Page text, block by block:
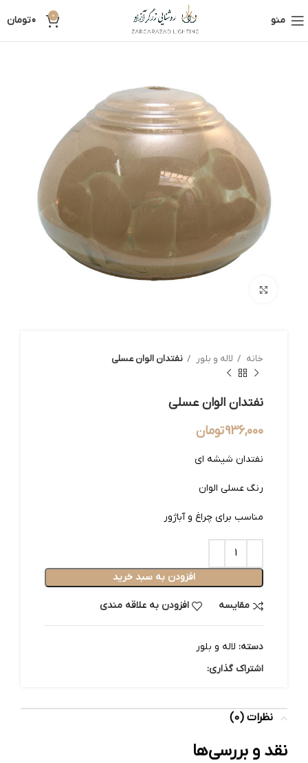
منو 0
0تومان
خانه لاله و بلور نفتدان الوان عسلی
نفتدان الوان عسلی
936,000تومان
نفتدان شیشه ای
رنگ عسلی الوان
مناسب برای چراغ و آباژور
افزودن به سبد خرید
مقایسه افزودن به علاقه مندی
دسته: لاله و بلور
اشتراک گذاری:
نظرات (0)
نقد و بررسی‌ها